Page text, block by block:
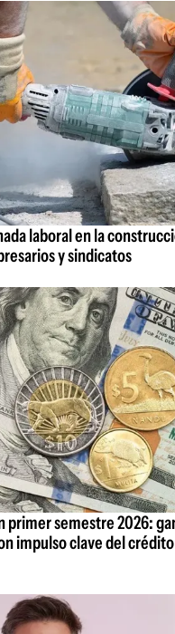
laboral en la
y sindicatos
primer semestre 2026:
impulso clave del